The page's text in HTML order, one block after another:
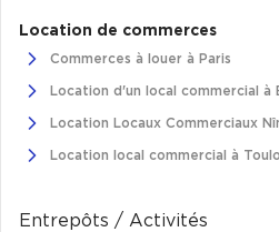
Location de commerces
Commerces à louer à Paris
Location d'un local commercial à
Location Locaux Commerciaux
Location local commercial à
Entrepôts / Activités